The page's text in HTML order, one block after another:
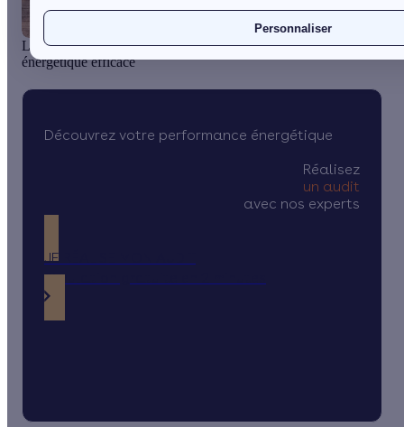
Personnaliser
L’audit énergétique : l’indispensable pour une rénovation
énergétique efficace
Découvrez votre performance énergétique
Réalisez
un audit
avec nos experts
JE RÉALISE MON AUDIT
Simulation gratuite en 2 minutes